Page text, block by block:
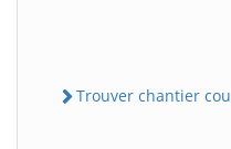
Trouver chantier